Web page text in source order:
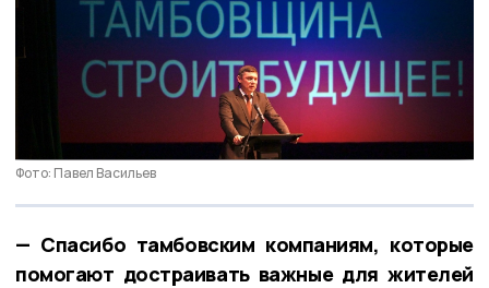
Фото: Павел Васильев
— Спасибо тамбовским компаниям, которые
помогают достраивать важные для жителей